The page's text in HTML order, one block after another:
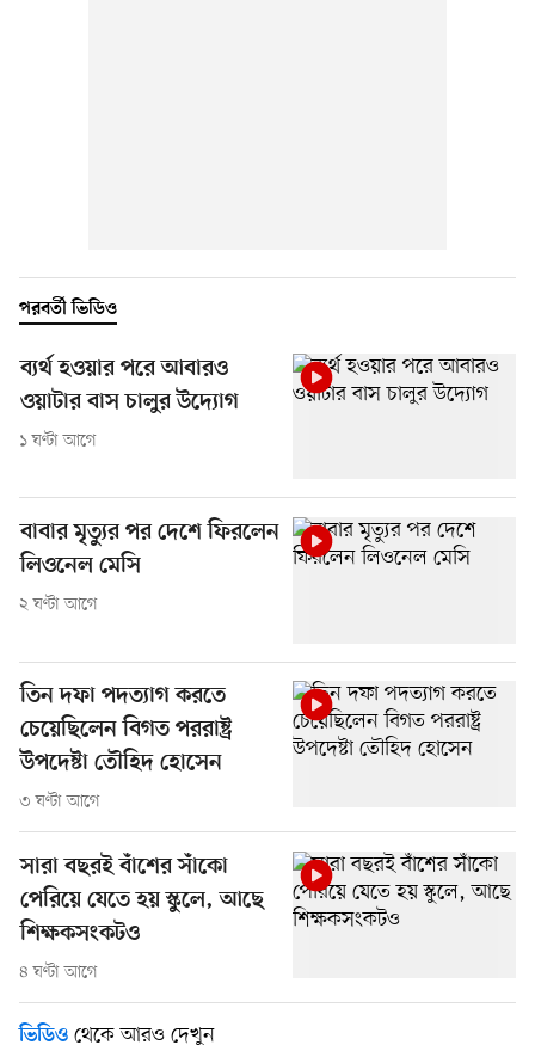
পরবর্তী ভিডিও
ব্যর্থ হওয়ার পরে আবারও
ওয়াটার বাস চালুর উদ্যোগ
১ ঘণ্টা আগে
বাবার মৃত্যুর পর দেশে ফিরলেন
লিওনেল মেসি
২ ঘণ্টা আগে
তিন দফা পদত্যাগ করতে
চেয়েছিলেন বিগত পররাষ্ট্র
উপদেষ্টা তৌহিদ হোসেন
৩ ঘণ্টা আগে
সারা বছরই বাঁশের সাঁকো
পেরিয়ে যেতে হয় স্কুলে, আছে
শিক্ষকসংকটও
৪ ঘণ্টা আগে
ভিডিও থেকে আরও দেখুন